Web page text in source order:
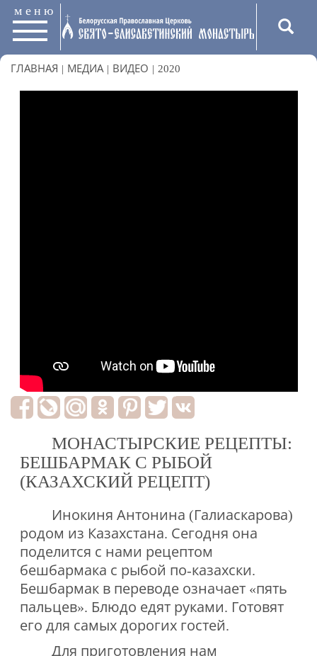
меню
ГЛАВНАЯ | МЕДИА | ВИДЕО | 2020
МОНАСТЫРСКИЕ РЕЦЕПТЫ:
БЕШБАРМАК С РЫБОЙ
(КАЗАХСКИЙ РЕЦЕПТ)
Инокиня Антонина (Галиаскарова)
родом из Казахстана. Сегодня она
поделится с нами рецептом
бешбармака с рыбой по-казахски.
Бешбармак в переводе означает «пять
пальцев». Блюдо едят руками. Готовят
его для самых дорогих гостей.
Для приготовления нам